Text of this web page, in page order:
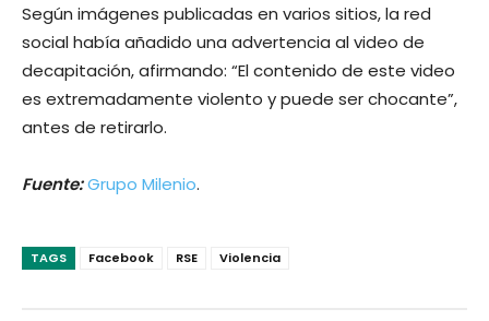
Según imágenes publicadas en varios sitios, la red
social había añadido una advertencia al video de
decapitación, afirmando: “El contenido de este video
es extremadamente violento y puede ser chocante”,
antes de retirarlo.
Fuente:Grupo Milenio.
TAGS Facebook RSE Violencia